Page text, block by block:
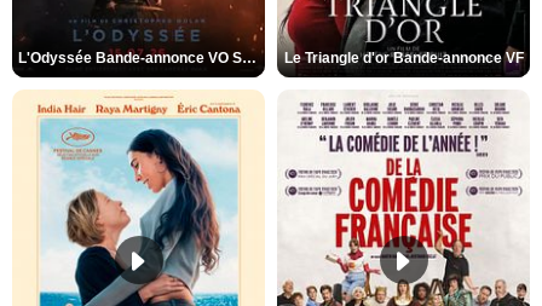
L'Odyssée Bande-annonce VO STFR Le Triangle d'or Bande-annonce VF